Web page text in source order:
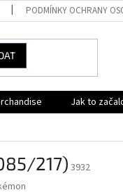
PODMÍNKY OCHRANY
Jak to
217) 3932